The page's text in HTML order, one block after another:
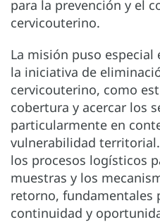
para la prevención y el
cervicouterino.
La misión puso
la iniciativa de
cervicouterino, como
cobertura y acercar los
particularmente en
vulnerabilidad
los procesos logísticos
muestras y los
retorno, fundamentales
continuidad y